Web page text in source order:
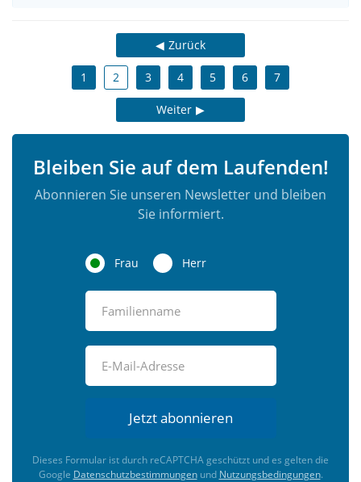
Zurück
1 2 3 4 5 6 7
Weiter
Bleiben Sie auf dem Laufenden!
Abonnieren Sie unseren Newsletter und bleiben
Sie informiert.
Frau Herr
Jetzt abonnieren
Dieses Formular ist durch reCAPTCHA geschützt und es gelten die
Google Datenschutzbestimmungenund Nutzungsbedingungen.